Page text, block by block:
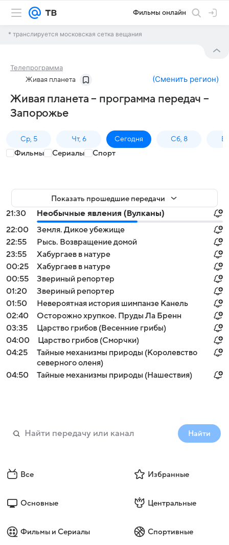
Фильмы онлайн
* транслируется московская сетка вещания
Телепрограмма
Живая планета (Сменить регион)
Живая планета – программа передач –
Запорожье
Ср, 5 Чт, 6 Сегодня Сб, 8
Фильмы Сериалы Спорт
Показать прошедшие передачи
21:30
Необычные явления (Вулканы)
22:00
Земля. Дикое убежище
22:55
Рысь. Возвращение домой
23:55
Хабургаев в натуре
00:25
Хабургаев в натуре
00:55
Звериный репортер
01:20
Звериный репортер
01:50
Невероятная история шимпанзе Канель
02:40
Осторожно хрупкое. Пруды Ла Бренн
03:35
Царство грибов (Весенние грибы)
04:00
Царство грибов (Сморчки)
04:25
Тайные механизмы природы (Королевство
северного оленя)
04:50
Тайные механизмы природы (Нашествия)
Найти
Все Избранные
Основные Центральные
Фильмы и Сериалы Спортивные